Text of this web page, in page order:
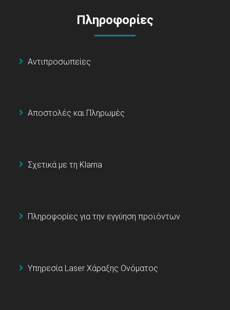
Πληροφορίες
Αντιπροσωπείες
Αποστολές και Πληρωμές
Σχετικά με τη Klarna
Πληροφορίες για την εγγύηση προϊόντων
Υπηρεσία Laser Χάραξης Ονόματος